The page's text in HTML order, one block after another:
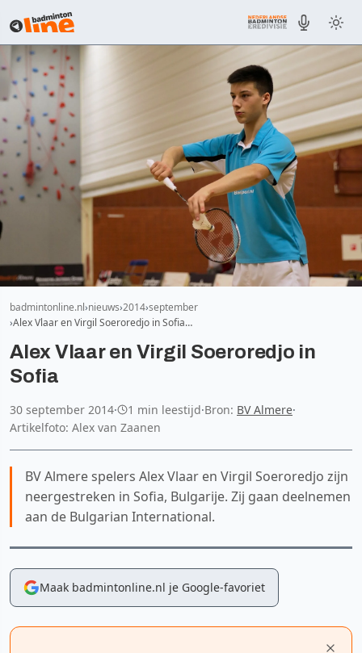
badmintonline.nl nieuws 2014 september
Alex Vlaar en Virgil Soeroredjo in Sofia…
Alex Vlaar en Virgil Soeroredjo in
Sofia
30 september 2014· 1 min leestijd·Bron: BV Almere·
Artikelfoto: Alex van Zaanen
BV Almere spelers Alex Vlaar en Virgil Soeroredjo zijn
neergestreken in Sofia, Bulgarije. Zij gaan deelnemen
aan de Bulgarian International.
Maak badmintonline.nl je Google-favoriet